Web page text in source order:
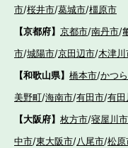
市/桜井市/葛城市/橿原市
【京都府】 京都市/南丹市/
市/城陽市/京田辺市/木津川
【和歌山県】 橋本市/かつ
美野町/海南市/有田市/有田
【大阪府】 枚方市/寝屋川市
中市/東大阪市/八尾市/松原